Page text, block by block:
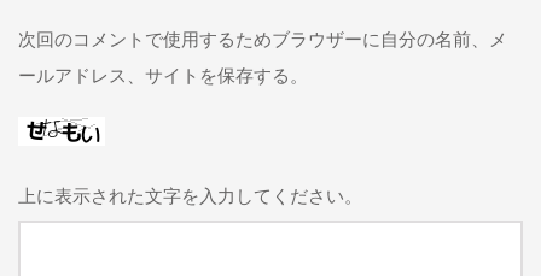
次回のコメントで使用するためブラウザーに自分の名前、メ
ールアドレス、サイトを保存する。
上に表示された文字を入力してください。